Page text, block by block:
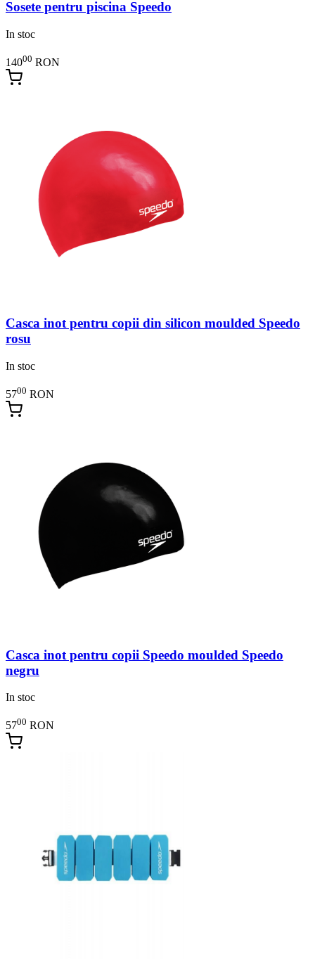
Sosete pentru piscina Speedo
In stoc
14000 RON
Casca inot pentru copii din silicon moulded Speedo
rosu
In stoc
5700 RON
Casca inot pentru copii Speedo moulded Speedo
negru
In stoc
5700 RON